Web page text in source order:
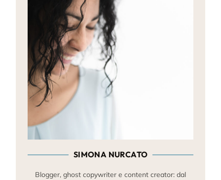
SIMONA NURCATO
Blogger, ghost copywriter e content creator: dal